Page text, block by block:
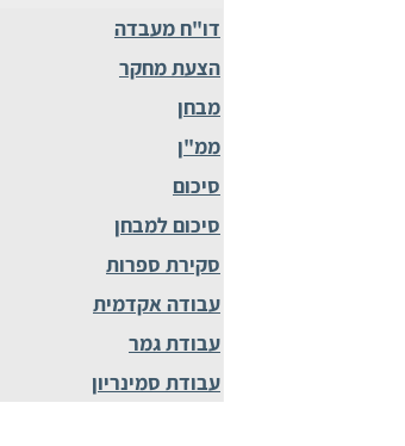
דו"ח מעבדה
הצעת מחקר
מבחן
ממ"ן
סיכום
סיכום למבחן
סקירת ספרות
עבודה אקדמית
עבודת גמר
עבודת סמינריון